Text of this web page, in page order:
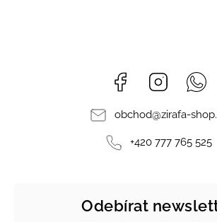
Facebook Instagram
obchod@zirafa-
+420 777 765 525
Odebírat